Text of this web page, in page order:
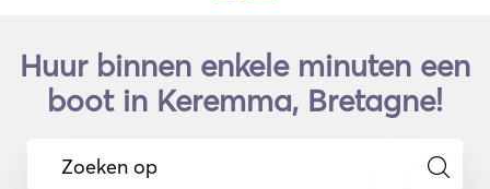
Huur binnen enkele minuten een
boot in Keremma, Bretagne!
Zoeken op